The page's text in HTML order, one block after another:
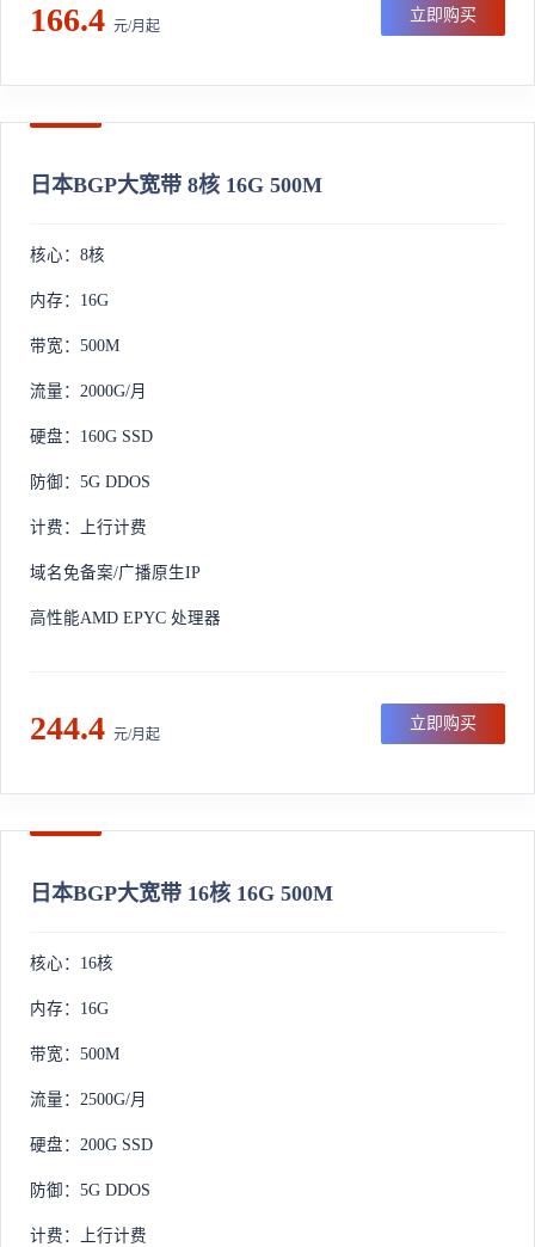
166.4 元/月起
立即购买
日本BGP大宽带 8核 16G 500M
核心：8核
内存：16G
带宽：500M
流量：2000G/月
硬盘：160G SSD
防御：5G DDOS
计费：上行计费
域名免备案/广播原生IP
高性能AMD EPYC 处理器
244.4 元/月起
立即购买
日本BGP大宽带 16核 16G 500M
核心：16核
内存：16G
带宽：500M
流量：2500G/月
硬盘：200G SSD
防御：5G DDOS
计费：上行计费